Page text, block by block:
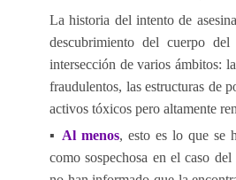
La historia del intento de
descubrimiento del cuerpo
intersección de varios ámbitos:
fraudulentos, las estructuras de
activos tóxicos pero altamente
▪️ Al menos, esto es lo que se
como sospechosa en el caso